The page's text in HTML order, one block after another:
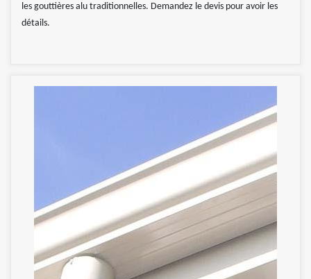
les gouttières alu traditionnelles. Demandez le devis pour avoir les
détails.